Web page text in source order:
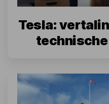
Tesla: